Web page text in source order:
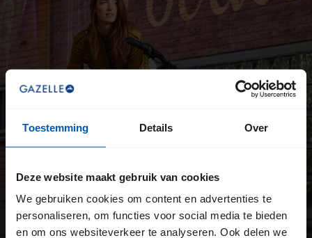
Toestemming Details Over
Deze website maakt gebruik van cookies
We gebruiken cookies om content en advertenties te
personaliseren, om functies voor social media te bieden
en om ons websiteverkeer te analyseren. Ook delen we